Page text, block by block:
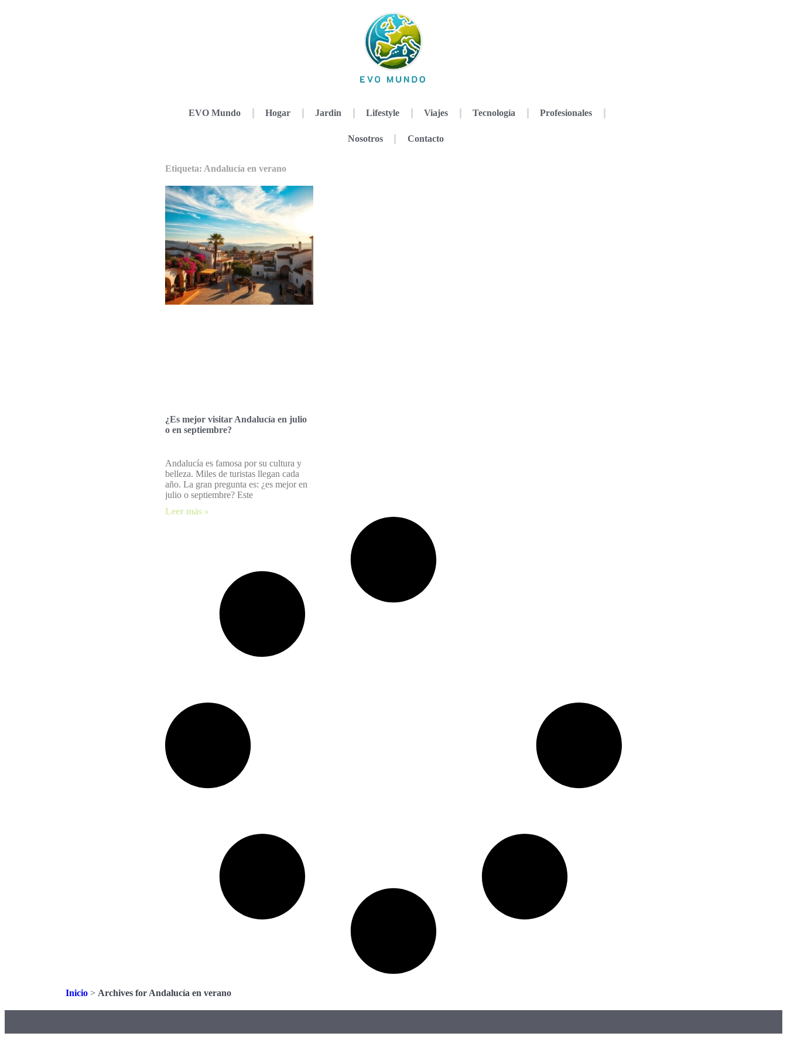
EVO Mundo Hogar Jardin Lifestyle Viajes Tecnología Profesionales
Nosotros Contacto
Etiqueta: Andalucía en verano
¿Es mejor visitar Andalucía en julio
o en septiembre?
Andalucía es famosa por su cultura y
belleza. Miles de turistas llegan cada
año. La gran pregunta es: ¿es mejor en
julio o septiembre? Este
Leer más »
Inicio > Archives for Andalucía en verano